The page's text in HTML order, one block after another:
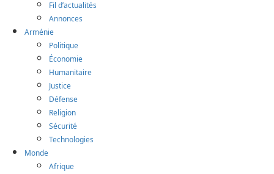
Fil d’actualités
Annonces
Arménie
Politique
Économie
Humanitaire
Justice
Défense
Religion
Sécurité
Technologies
Monde
Afrique